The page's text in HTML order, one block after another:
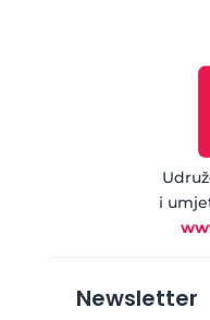
i
Newsletter